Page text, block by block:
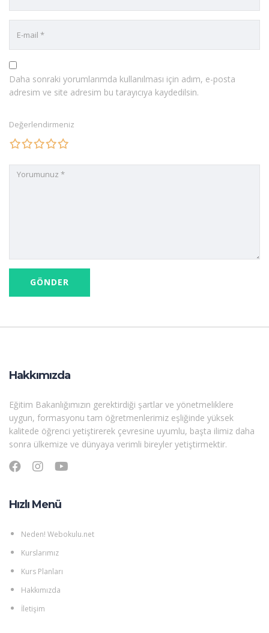
Daha sonraki yorumlarımda kullanılması için adım, e-posta
adresim ve site adresim bu tarayıcıya kaydedilsin.
Değerlendirmeniz
Hakkımızda
Eğitim Bakanlığımızın gerektirdiği şartlar ve yönetmeliklere
uygun, formasyonu tam öğretmenlerimiz eşliğinde yüksek
kalitede öğrenci yetiştirerek çevresine uyumlu, başta ilimiz daha
sonra ülkemize ve dünyaya verimli bireyler yetiştirmektir.
Hızlı Menü
Neden! Webokulu.net
Kurslarımız
Kurs Planları
Hakkımızda
İletişim